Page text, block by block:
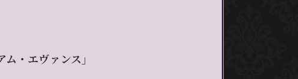
・エヴァンス」